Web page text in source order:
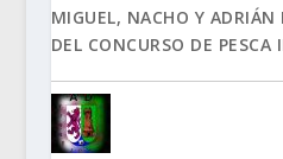
MIGUEL, NACHO Y
DEL CONCURSO DE